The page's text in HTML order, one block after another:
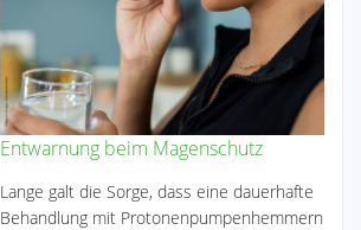
Entwarnung beim Magenschutz
Lange galt die Sorge, dass eine dauerhafte
Behandlung mit Protonenpumpenhemmern